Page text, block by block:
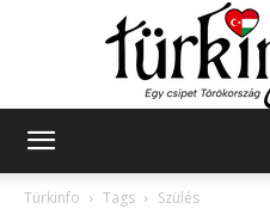
Türkinfo
Tags Szülés